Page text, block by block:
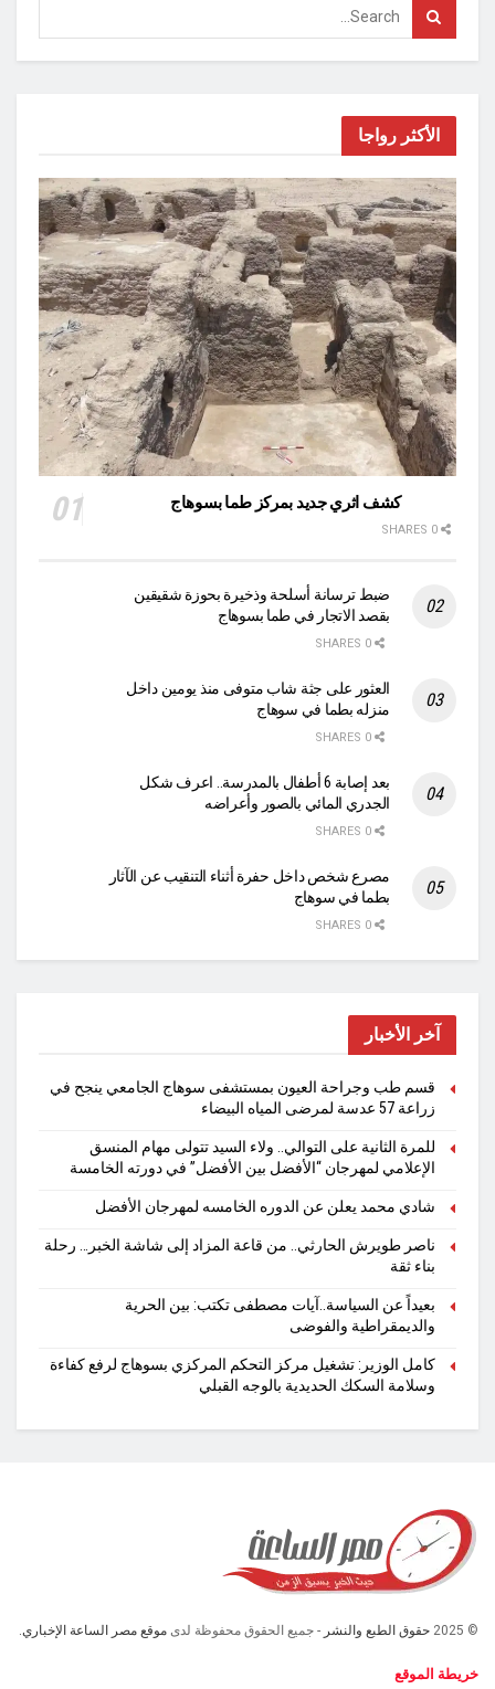
الأكثر رواجا
كشف اثري جديد بمركز طما بسوهاج
ضبط ترسانة أسلحة وذخيرة بحوزة شقيقين
بقصد الاتجار في طما بسوهاج
العثور على جثة شاب متوفى منذ يومين داخل
منزله بطما في سوهاج
بعد إصابة 6 أطفال بالمدرسة.. اعرف شكل
الجدري المائي بالصور وأعراضه
مصرع شخص داخل حفرة أثناء التنقيب عن الآثار
بطما في سوهاج
آخر الأخبار
قسم طب وجراحة العيون بمستشفى سوهاج الجامعي ينجح في
زراعة 57 عدسة لمرضى المياه البيضاء
للمرة الثانية على التوالي.. ولاء السيد تتولى مهام المنسق
الإعلامي لمهرجان “الأفضل بين الأفضل” في دورته الخامسة
شادي محمد يعلن عن الدوره الخامسه لمهرجان الأفضل
ناصر طويرش الحارثي.. من قاعة المزاد إلى شاشة الخبر… رحلة
بناء ثقة
بعيداً عن السياسة..آيات مصطفى تكتب: بين الحرية
والديمقراطية والفوضى
كامل الوزير: تشغيل مركز التحكم المركزي بسوهاج لرفع كفاءة
وسلامة السكك الحديدية بالوجه القبلي
© 2025 حقوق الطبع والنشر - جميع الحقوق محفوظة لدى موقع مصر الساعة الإخباري.
خريطة الموقع